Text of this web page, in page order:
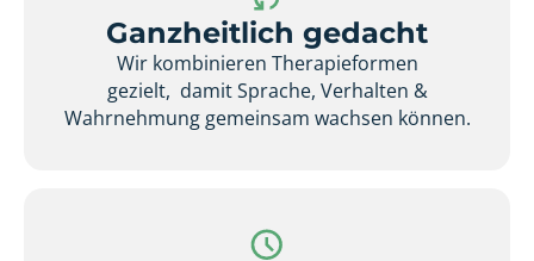
Ganzheitlich gedacht
Wir kombinieren Therapieformen
gezielt, damit Sprache, Verhalten &
Wahrnehmung gemeinsam wachsen können.